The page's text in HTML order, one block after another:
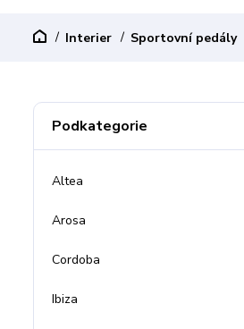
Interier Sportovní pedály
Podkategorie
Altea
Arosa
Cordoba
Ibiza